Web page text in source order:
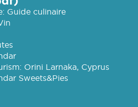
Guide culinaire
Orini Larnaka, Cyprus
Sweets&Pies